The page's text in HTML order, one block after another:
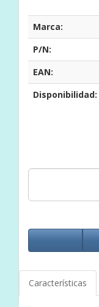
Marca:
P/N:
EAN:
Disponibilidad:
Características